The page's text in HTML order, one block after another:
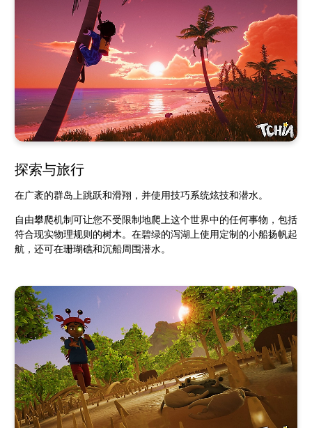
探索与旅行
在广袤的群岛上跳跃和滑翔，并使用技巧系统炫技和潜水。
自由攀爬机制可让您不受限制地爬上这个世界中的任何事物，包括
符合现实物理规则的树木。在碧绿的泻湖上使用定制的小船扬帆起
航，还可在珊瑚礁和沉船周围潜水。